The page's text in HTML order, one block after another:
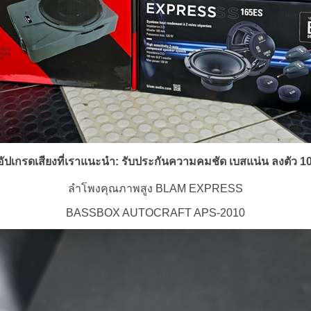
ปเกรดเสียงที่เราแนะนำ: รับประกันความคมชัด เบสแน่น ลงตัว
ลำโพงคุณภาพสูง BLAM EXPRESS
BASSBOX AUTOCRAFT APS-2010